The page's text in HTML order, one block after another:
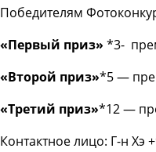
Победителям
«Первый приз» *3-
«Второй приз»*5 —
«Третий приз»*12 —
Контактное лицо: Г-н Хэ